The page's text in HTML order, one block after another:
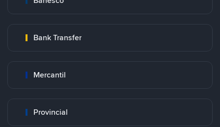
Bank Transfer
Mercantil
Provincial